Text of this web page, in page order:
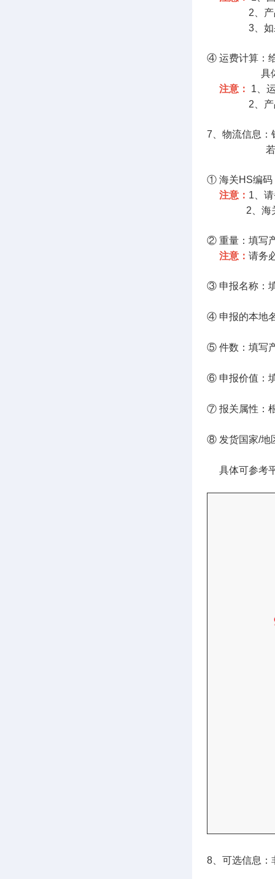
2、产品运
3、如果产
④ 运费计算：
具体可参
注意：
1、
2、产品需
7、物流信息：
若不对变
① 海关HS编码
注意： 1、
2、 海
② 重量：填写
注意： 请务
③ 申报名称：
④ 申报的本地
⑤ 件数：填写
⑥ 申报价值：
⑦ 报关属性：
⑧ 发货国家/地
具体可参考
8、可选信息：